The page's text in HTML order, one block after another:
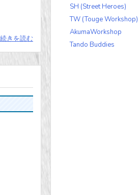
続きを読む
SH (Street Heroes)
TW (Touge Workshop)
AkumaWorkshop
Tando Buddies